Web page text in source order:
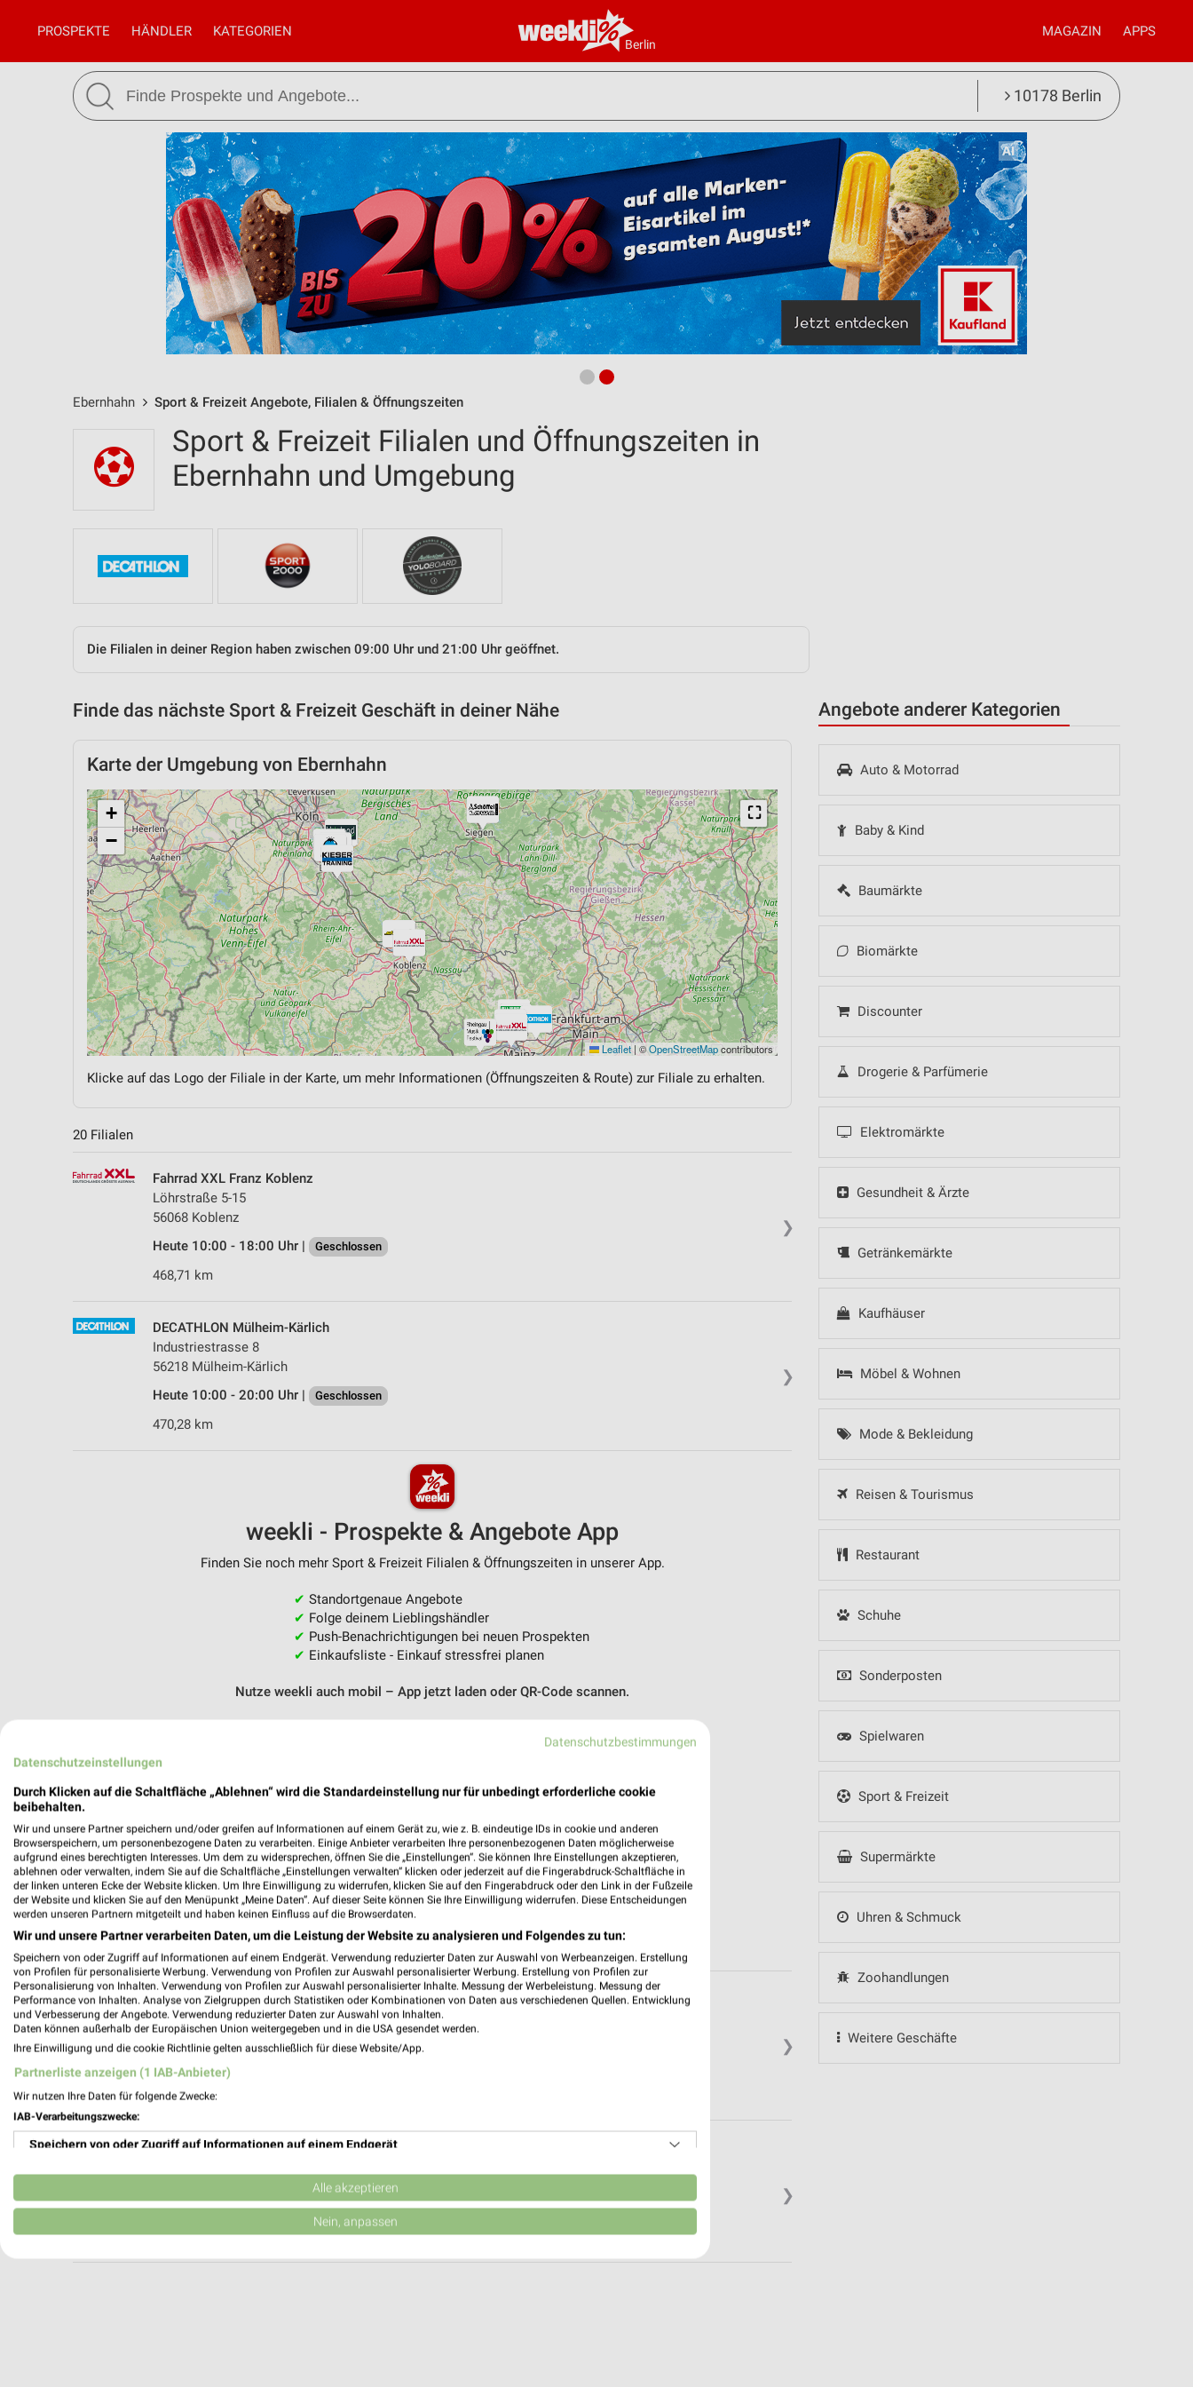
Berlin
PROSPEKTE HÄNDLER KATEGORIEN MAGAZIN APPS
10178 Berlin
Ebernhahn Sport & Freizeit Angebote, Filialen & Öffnungszeiten
Angebote anderer Kategorien
Auto & Motorrad
Baby & Kind
Baumärkte
Biomärkte
Discounter
Drogerie & Parfümerie
Elektromärkte
Gesundheit & Ärzte
Getränkemärkte
Kaufhäuser
Möbel & Wohnen
Mode & Bekleidung
Reisen & Tourismus
Restaurant
Schuhe
Sonderposten
Spielwaren
Sport & Freizeit
Supermärkte
Uhren & Schmuck
Zoohandlungen
Weitere Geschäfte
Sport & Freizeit Filialen und Öffnungszeiten in
Ebernhahn und Umgebung
Die Filialen in deiner Region haben zwischen 09:00 Uhr und 21:00 Uhr geöffnet.
Finde das nächste Sport & Freizeit Geschäft in deiner Nähe
Karte der Umgebung von Ebernhahn
⛶
+
−
Leaflet | ©OpenStreetMapcontributors
Klicke auf das Logo der Filiale in der Karte, um mehr Informationen (Öffnungszeiten & Route) zur Filiale zu erhalten.
20 Filialen
❯
Fahrrad XXL Franz Koblenz
Löhrstraße 5-15
56068 Koblenz
Heute 10:00 - 18:00 Uhr |
Geschlossen
468,71 km
❯
DECATHLON Mülheim-Kärlich
Industriestrasse 8
56218 Mülheim-Kärlich
Heute 10:00 - 20:00 Uhr |
Geschlossen
470,28 km
weekli - Prospekte & Angebote App
Finden Sie noch mehr Sport & Freizeit Filialen & Öffnungszeiten in unserer App.
✔ Standortgenaue Angebote
✔ Folge deinem Lieblingshändler
✔ Push-Benachrichtigungen bei neuen Prospekten
✔ Einkaufsliste - Einkauf stressfrei planen
Nutze weekli auch mobil – App jetzt laden oder QR-Code scannen.
❯
Fahrrad XXL Franz Mülheim-Kärlich
Industriestraße 18
56218 Mülheim-Kärlich
Heute 09:30 - 18:30 Uhr |
470,43 km
❯
Zweirad Stadler Mülheim-Kärlich
Heute 09:30 - 18:30 Uhr | Geschlossen
Datenschutzbestimmungen
Datenschutzeinstellungen
Durch Klicken auf die Schaltfläche „Ablehnen“ wird die Standardeinstellung nur für unbedingt erforderliche cookie
beibehalten.
Wir und unsere Partner speichern und/oder greifen auf Informationen auf einem Gerät zu, wie z. B. eindeutige IDs in cookie und anderen
Browserspeichern, um personenbezogene Daten zu verarbeiten. Einige Anbieter verarbeiten Ihre personenbezogenen Daten möglicherweise
aufgrund eines berechtigten Interesses. Um dem zu widersprechen, öffnen Sie die „Einstellungen“. Sie können Ihre Einstellungen akzeptieren,
ablehnen oder verwalten, indem Sie auf die Schaltfläche „Einstellungen verwalten“ klicken oder jederzeit auf die Fingerabdruck-Schaltfläche in
der linken unteren Ecke der Website klicken. Um Ihre Einwilligung zu widerrufen, klicken Sie auf den Fingerabdruck oder den Link in der Fußzeile
der Website und klicken Sie auf den Menüpunkt „Meine Daten“. Auf dieser Seite können Sie Ihre Einwilligung widerrufen. Diese Entscheidungen
werden unseren Partnern mitgeteilt und haben keinen Einfluss auf die Browserdaten.
Wir und unsere Partner verarbeiten Daten, um die Leistung der Website zu analysieren und Folgendes zu tun:
Speichern von oder Zugriff auf Informationen auf einem Endgerät. Verwendung reduzierter Daten zur Auswahl von Werbeanzeigen. Erstellung
von Profilen für personalisierte Werbung. Verwendung von Profilen zur Auswahl personalisierter Werbung. Erstellung von Profilen zur
Personalisierung von Inhalten. Verwendung von Profilen zur Auswahl personalisierter Inhalte. Messung der Werbeleistung. Messung der
Performance von Inhalten. Analyse von Zielgruppen durch Statistiken oder Kombinationen von Daten aus verschiedenen Quellen. Entwicklung
und Verbesserung der Angebote. Verwendung reduzierter Daten zur Auswahl von Inhalten.
Daten können außerhalb der Europäischen Union weitergegeben und in die USA gesendet werden.
Ihre Einwilligung und die cookie Richtlinie gelten ausschließlich für diese Website/App.
Partnerliste anzeigen (1 IAB-Anbieter)
Wir nutzen Ihre Daten für folgende Zwecke:
IAB-Verarbeitungszwecke:
Speichern von oder Zugriff auf Informationen auf einem Endgerät
Verwendung reduzierter Daten zur Auswahl von Werbeanzeigen
Erstellung von Profilen für personalisierte Werbung
Alle akzeptieren
Nein, anpassen